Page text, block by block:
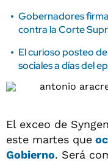
Gobernadores
contra la Corte
El curioso posteo
sociales a días del
El exceo de
este martes que
Gobierno. Será